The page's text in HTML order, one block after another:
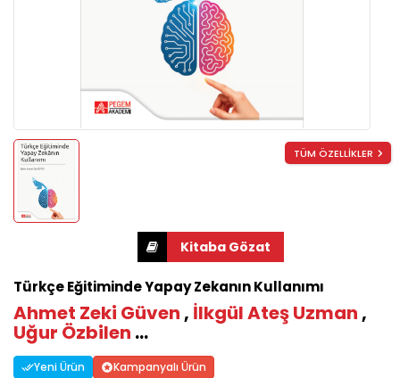
TÜM ÖZELLİKLER
Türkçe Eğitiminde Yapay Zekanın Kullanımı
Ahmet Zeki Güven , İlkgül Ateş Uzman ,
Uğur Özbilen ...
Yeni Ürün Kampanyalı Ürün